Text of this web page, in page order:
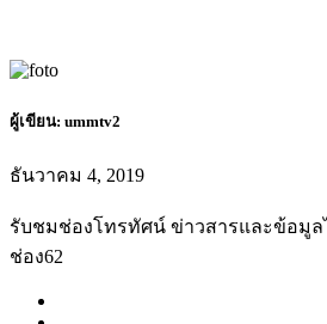
ผู้เขียน: ummtv2
ธันวาคม 4, 2019
รับชมช่องโทรทัศน์ ข่าวสารและข้อมูล
ช่อง62